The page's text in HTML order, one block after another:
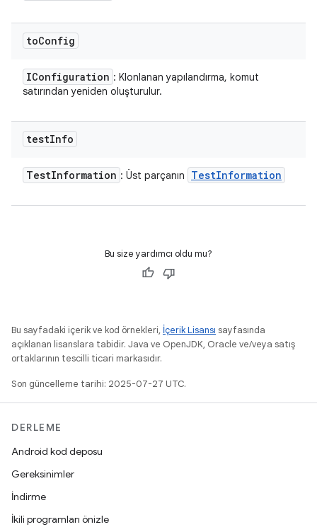
toConfig
IConfiguration : Klonlanan yapılandırma, komut
satırından yeniden oluşturulur.
testInfo
TestInformation : Üst parçanın TestInformation
Bu size yardımcı oldu mu?
Bu sayfadaki içerik ve kod örnekleri, İçerik Lisansı sayfasında
açıklanan lisanslara tabidir. Java ve OpenJDK, Oracle ve/veya satış
ortaklarının tescilli ticari markasıdır.
Son güncelleme tarihi: 2025-07-27 UTC.
DERLEME
Android kod deposu
Gereksinimler
İndirme
İkili programları önizle